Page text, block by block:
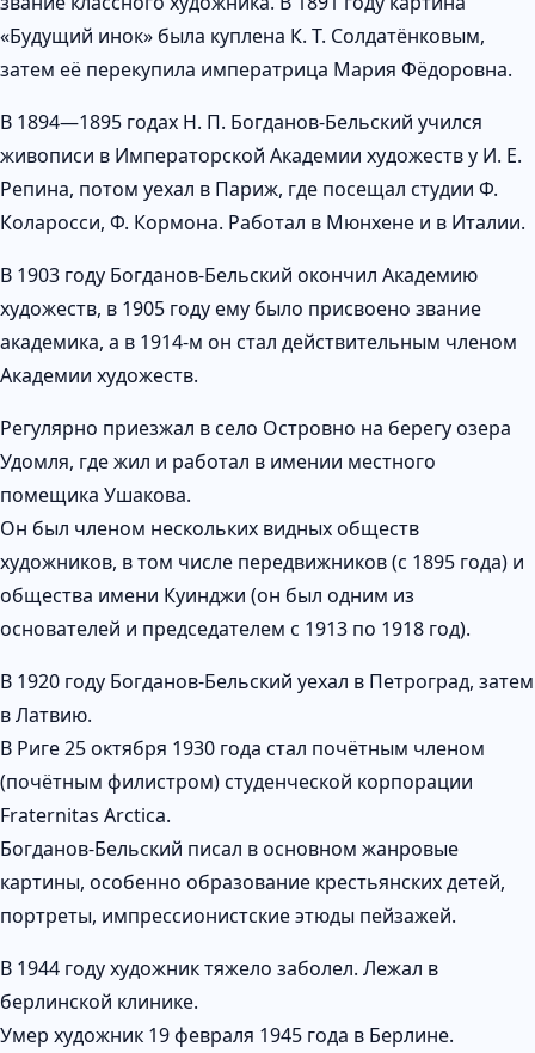
«Будущий инок» была куплена К. Т. Солдатёнковым,
затем её перекупила императрица Мария Фёдоровна.
В 1894—1895 годах Н. П. Богданов-Бельский учился
живописи в Императорской Академии художеств у И. Е.
Репина, потом уехал в Париж, где посещал студии Ф.
Коларосси, Ф. Кормона. Работал в Мюнхене и в Италии.
В 1903 году Богданов-Бельский окончил Академию
художеств, в 1905 году ему было присвоено звание
академика, а в 1914-м он стал действительным членом
Академии художеств.
Регулярно приезжал в село Островно на берегу озера
Удомля, где жил и работал в имении местного
помещика Ушакова.
Он был членом нескольких видных обществ
художников, в том числе передвижников (с 1895 года) и
общества имени Куинджи (он был одним из
основателей и председателем с 1913 по 1918 год).
В 1920 году Богданов-Бельский уехал в Петроград, затем
в Латвию.
В Риге 25 октября 1930 года стал почётным членом
(почётным филистром) студенческой корпорации
Fraternitas Arctica.
Богданов-Бельский писал в основном жанровые
картины, особенно образование крестьянских детей,
портреты, импрессионистские этюды пейзажей.
В 1944 году художник тяжело заболел. Лежал в
берлинской клинике.
Умер художник 19 февраля 1945 года в Берлине.